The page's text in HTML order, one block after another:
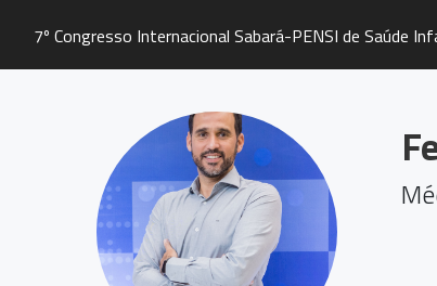
7º Congresso Internacional Sabará-PENSI de Saúde